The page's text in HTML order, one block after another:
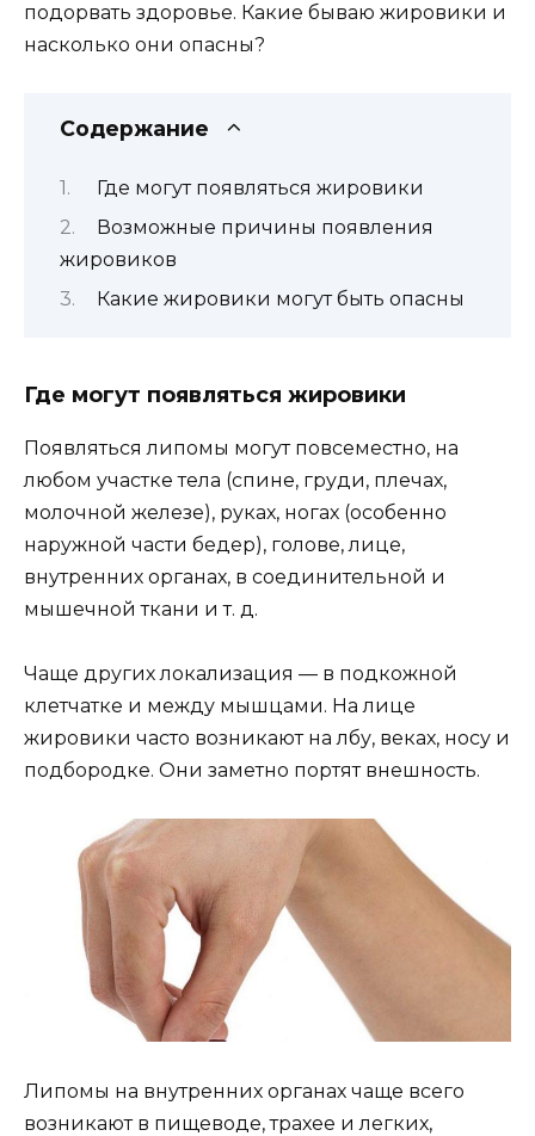
подорвать здоровье. Какие бываю жировики и
насколько они опасны?
Содержание
Где могут появляться жировики
Возможные причины появления
жировиков
Какие жировики могут быть опасны
Где могут появляться жировики
Появляться липомы могут повсеместно, на
любом участке тела (спине, груди, плечах,
молочной железе), руках, ногах (особенно
наружной части бедер), голове, лице,
внутренних органах, в соединительной и
мышечной ткани и т. д.
Чаще других локализация — в подкожной
клетчатке и между мышцами. На лице
жировики часто возникают на лбу, веках, носу и
подбородке. Они заметно портят внешность.
Липомы на внутренних органах чаще всего
возникают в пищеводе, трахее и легких,